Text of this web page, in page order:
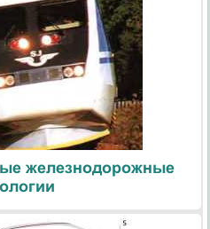
железнодорожные